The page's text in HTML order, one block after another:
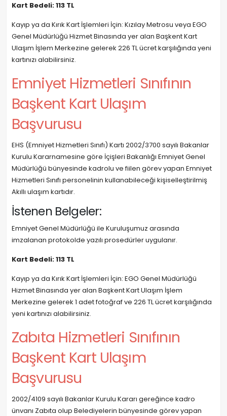
Kart Bedeli: 113 TL
Kayıp ya da Kırık Kart İşlemleri İçin: Kızılay Metrosu veya EGO
Genel Müdürlüğü Hizmet Binasında yer alan Başkent Kart
Ulaşım İşlem Merkezine gelerek 226 TL ücret karşılığında yeni
kartınızı alabilirsiniz.
Emniyet Hizmetleri Sınıfının
Başkent Kart Ulaşım
Başvurusu
EHS (Emniyet Hizmetleri Sınıfı) Kartı 2002/3700 sayılı Bakanlar
Kurulu Kararnamesine göre İçişleri Bakanlığı Emniyet Genel
Müdürlüğü bünyesinde kadrolu ve fiilen görev yapan Emniyet
Hizmetleri Sınıfı personelinin kullanabileceği kişiselleştirilmiş
Akıllı ulaşım kartıdır.
İstenen Belgeler:
Emniyet Genel Müdürlüğü ile Kuruluşumuz arasında
imzalanan protokolde yazılı prosedürler uygulanır.
Kart Bedeli: 113 TL
Kayıp ya da Kırık Kart İşlemleri İçin: EGO Genel Müdürlüğü
Hizmet Binasında yer alan Başkent Kart Ulaşım İşlem
Merkezine gelerek 1 adet fotoğraf ve 226 TL ücret karşılığında
yeni kartınızı alabilirsiniz.
Zabıta Hizmetleri Sınıfının
Başkent Kart Ulaşım
Başvurusu
2002/4109 sayılı Bakanlar Kurulu Kararı gereğince kadro
ünvanı Zabıta olup Belediyelerin bünyesinde görev yapan